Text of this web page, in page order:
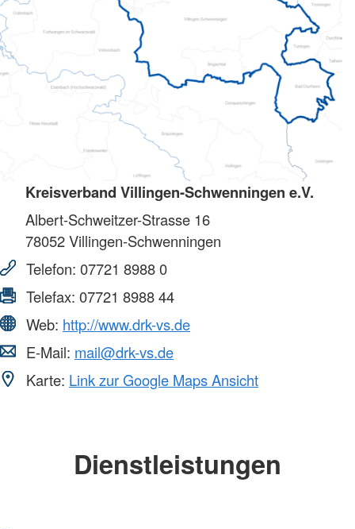
Kreisverband Villingen-Schwenningen e.V.
Albert-Schweitzer-Strasse 16
78052Villingen-Schwenningen
Telefon: 07721 8988 0
Telefax: 07721 8988 44
Web: http://www.drk-vs.de
E-Mail: mail@drk-vs.de
Karte: Link zur Google Maps Ansicht
Dienstleistungen